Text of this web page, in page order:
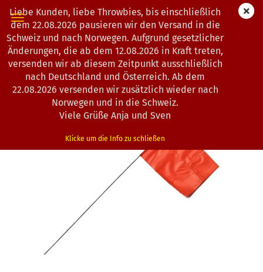
Liebe Kunden, liebe Throwbies, bis einschließlich
dem 22.08.2026 pausieren wir den Versand in die
Schweiz und nach Norwegen. Aufgrund gesetzlicher
Änderungen, die ab dem 12.08.2026 in Kraft treten,
versenden wir ab diesem Zeitpunkt ausschließlich
nach Deutschland und Österreich. Ab dem
22.08.2026 versenden wir zusätzlich wieder nach
Norwegen und in die Schweiz.
Viele Grüße Anja und Sven
Klicke um die Info zu schließen
1Artikel in dieser Kategorie
Thrownatur Discsport | Markierungsfähnchen | Orange
(Art.Nr.:2501364)